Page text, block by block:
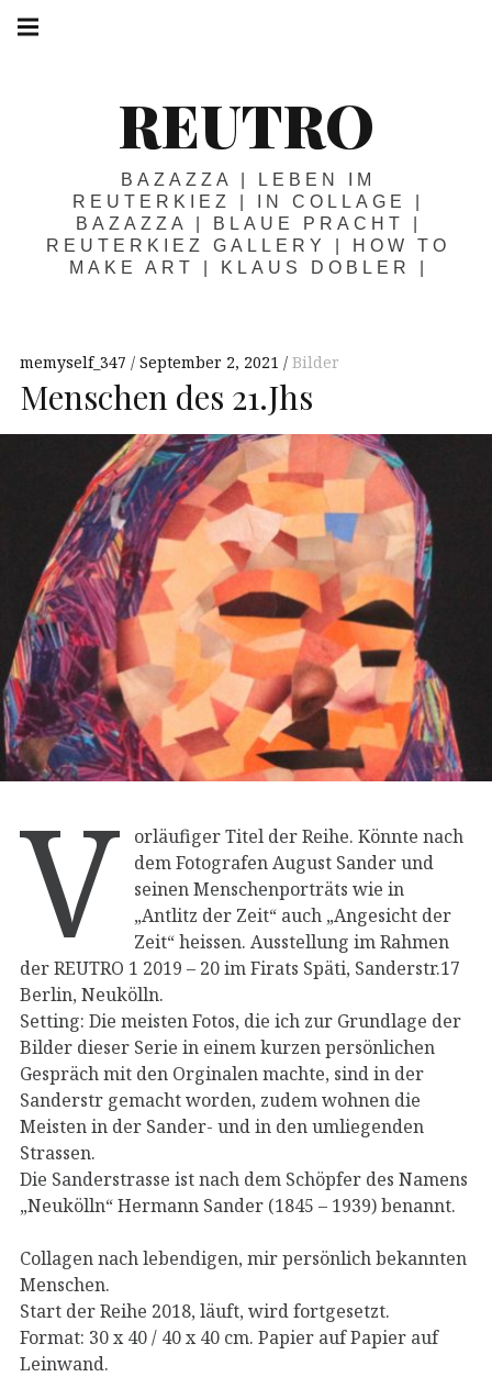
Springe
zum
REUTRO
BAZAZZA | LEBEN IM
REUTERKIEZ | IN COLLAGE |
BAZAZZA | BLAUE PRACHT |
REUTERKIEZ GALLERY | HOW TO
MAKE ART | KLAUS DOBLER |
memyself_347 September 2, 2021 Bilder
Menschen des 21.Jhs
V
orläufiger Titel der Reihe. Könnte nach
dem Fotografen August Sander und
seinen Menschenporträts wie in
„Antlitz der Zeit“ auch „Angesicht der
Zeit“ heissen. Ausstellung im Rahmen
der REUTRO 1 2019 – 20 im Firats Späti, Sanderstr.17
Berlin, Neukölln.
Setting: Die meisten Fotos, die ich zur Grundlage der
Bilder dieser Serie in einem kurzen persönlichen
Gespräch mit den Orginalen machte, sind in der
Sanderstr gemacht worden, zudem wohnen die
Meisten in der Sander- und in den umliegenden
Strassen.
Die Sanderstrasse ist nach dem Schöpfer des Namens
„Neukölln“ Hermann Sander (1845 – 1939) benannt.
Collagen nach lebendigen, mir persönlich bekannten
Menschen.
Start der Reihe 2018, läuft, wird fortgesetzt.
Format: 30 x 40 / 40 x 40 cm. Papier auf Papier auf
Leinwand.